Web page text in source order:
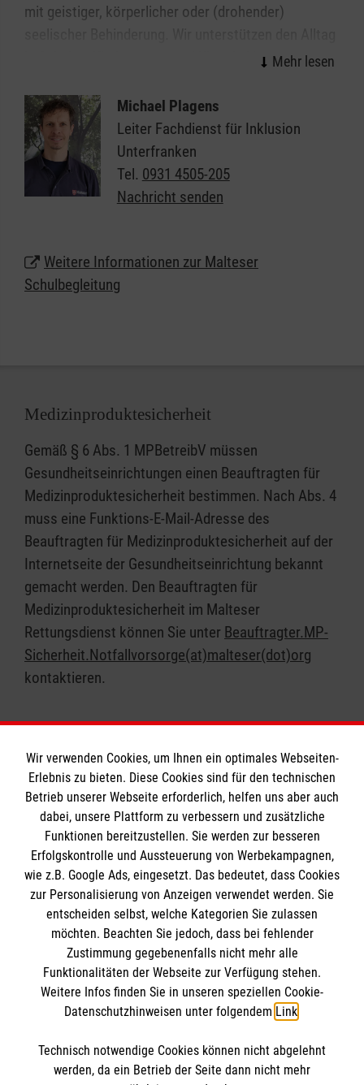
mit geistiger, körperlicher oder (drohender)
in Schulen, Kindergärten und Kitas in Mellrichstadt,
möglichst selbstständig meistern können.
Diese Unterstützung geben wir ganz individuell, je
nachdem was die Kinder und Jugendlichen
brauchen, und im Einklang mit den Vorgaben der
Nähere Informationen zur Schulbegleitung
in Mellrichstadt
Michael Plagens
Leiter Fachdienst für Inklusion
Unterfranken
Tel. 0931 4505-205
Nachricht senden
Weitere Informationen zur Malteser
Schulbegleitung
Medizinproduktesicherheit
Gemäß § 6 Abs. 1 MPBetreibV müssen
Gesundheitseinrichtungen einen Beauftragten für
Medizinproduktesicherheit bestimmen. Nach Abs. 4
muss eine Funktions-E-Mail-Adresse des
Beauftragten für Medizinproduktesicherheit auf der
Internetseite der Gesundheitseinrichtung bekannt
gemacht werden. Den Beauftragten für
Medizinproduktesicherheit im Malteser
Rettungsdienst können Sie unter Beauftragter.MP-
Sicherheit.Notfallvorsorge(at)malteser(dot)org
kontaktieren.
Informationen
Impressum
Datenschutz
Kontakt
Die Malteser
Malteser in Deutschland
Malteserorden
Sharepoint
Spendenkonto
IBAN: DE74 3706 0120 1201 2223 34
So finden Sie uns
Wir verwenden Cookies, um Ihnen ein optimales Webseiten-
Erlebnis zu bieten. Diese Cookies sind für den technischen
Betrieb unserer Webseite erforderlich, helfen uns aber auch
dabei, unsere Plattform zu verbessern und zusätzliche
Funktionen bereitzustellen. Sie werden zur besseren
Erfolgskontrolle und Aussteuerung von Werbekampagnen,
wie z.B. Google Ads, eingesetzt. Das bedeutet, dass Cookies
zur Personalisierung von Anzeigen verwendet werden. Sie
entscheiden selbst, welche Kategorien Sie zulassen
möchten. Beachten Sie jedoch, dass bei fehlender
Zustimmung gegebenenfalls nicht mehr alle
Funktionalitäten der Webseite zur Verfügung stehen.
Weitere Infos finden Sie in unseren speziellen Cookie-
Datenschutzhinweisen unter folgendem Link.
Technisch notwendige Cookies können nicht abgelehnt
werden, da ein Betrieb der Seite dann nicht mehr